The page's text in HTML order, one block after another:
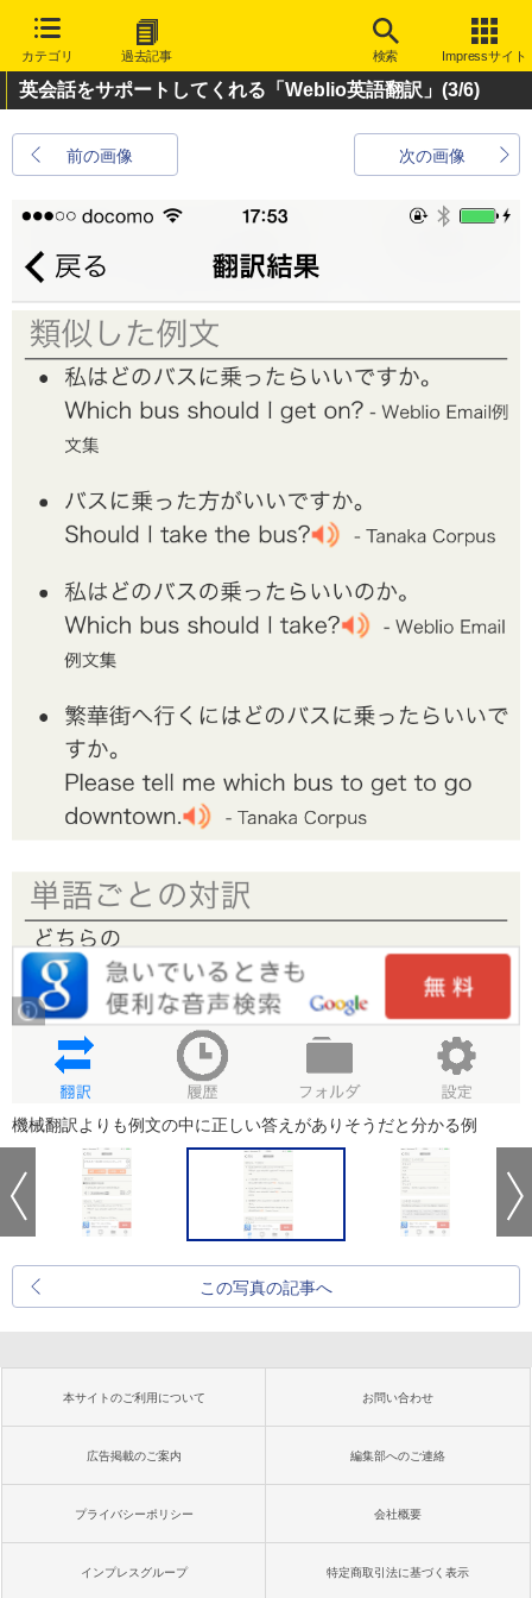
カテゴリ 過去記事 検索 Impressサイト
英会話をサポートしてくれる「Weblio英語翻訳」 (3/6)
前の画像 次の画像
機械翻訳よりも例文の中に正しい答えがありそうだと分かる例
この写真の記事へ
本サイトのご利用について お問い合わせ
広告掲載のご案内 編集部へのご連絡
プライバシーポリシー 会社概要
インプレスグループ 特定商取引法に基づく表示